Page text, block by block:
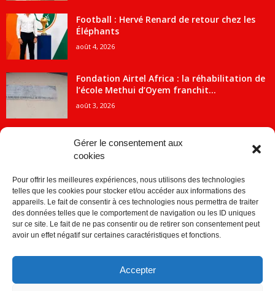
Gérer le consentement aux
cookies
Pour offrir les meilleures expériences, nous utilisons des technologies
telles que les cookies pour stocker et/ou accéder aux informations des
appareils. Le fait de consentir à ces technologies nous permettra de traiter
des données telles que le comportement de navigation ou les ID uniques
sur ce site. Le fait de ne pas consentir ou de retirer son consentement peut
avoir un effet négatif sur certaines caractéristiques et fonctions.
Accepter
Football : Hervé Renard de retour chez les
Éléphants
août 4, 2026
Fondation Airtel Africa : la réhabilitation de
l’école Methui d’Oyem franchit...
août 3, 2026
CATÉGORIE POPULAIRE
ACTUALITES
Economie 2091
1840
Société
Sport 859